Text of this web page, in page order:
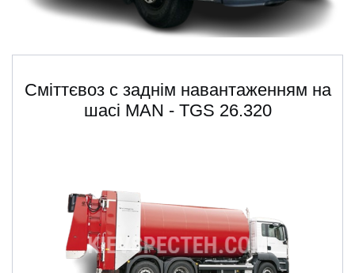
Сміттєвоз с заднім навантаженням на
шасі MAN - TGS 26.320